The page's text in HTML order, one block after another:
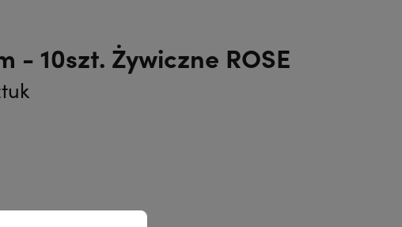
- 10szt. Żywiczne ROSE